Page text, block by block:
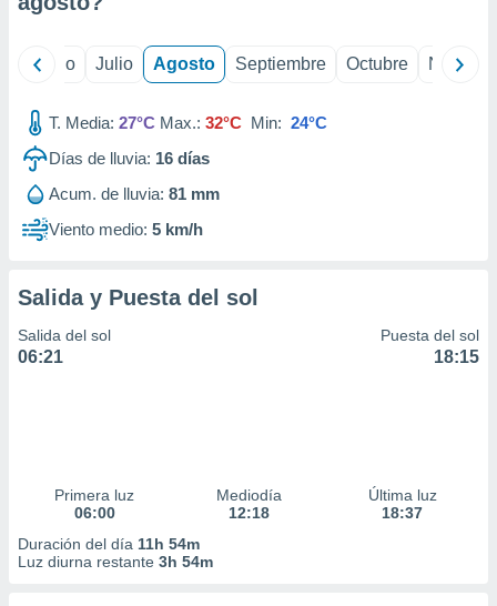
mediante
publicidad
publicidad
1199
Junio Julio Agosto Septiembre Octubre
T. Media: 27°C Max.: 32°C Min: 24°C
Días de lluvia: 16 días
Acum. de lluvia: 81 mm
Viento medio: 5 km/h
Salida y Puesta del sol
Salida del sol
06:21
Puesta del sol
18:15
Primera luz
06:00
Mediodía
12:18
Última luz
18:37
Duración del día 11h 54m
Luz diurna restante 3h 54m